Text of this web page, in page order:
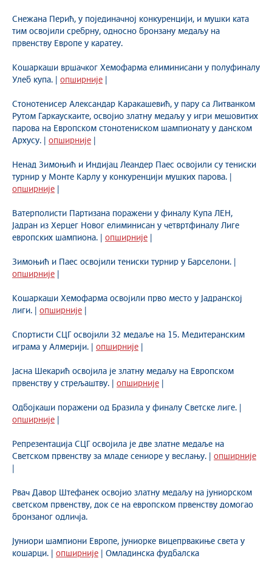
Снежана Перић, у појединачној конкуренцији, и мушки ката
тим освојили сребрну, односно бронзану медаљу на
првенству Европе у каратеу.
Кошаркаши вршачког Хемофарма елиминисани у полуфиналу
Улеб купа. | опширније
Стонотенисер Александар Каракашевић, у пару са Литванком
Рутом Гаркаускаите, освојио златну медаљу у игри мешовитих
парова на Европском стонотениском шампионату у данском
Архусу. | опширније
Ненад Зимоњић и Индијац Леандер Паес освојили су тениски
турнир у Монте Карлу у конкуренцији мушких парова. |
опширније
Ватерполисти Партизана поражени у финалу Купа ЛЕН,
Јадран из Херцег Новог елиминисан у четвртфиналу Лиге
европских шампиона. | опширније
Зимоњић и Паес освојили тениски турнир у Барселони. |
опширније
Кошаркаши Хемофарма освојили прво место у Јадранској
лиги. | опширније
Спортисти СЦГ освојили 32 медаље на 15. Медитеранским
играма у Алмерији. | опширније
Јасна Шекарић освојила је златну медаљу на Европском
првенству у стрељаштву. | опширније
Одбојкаши поражени од Бразила у финалу Светске лиге. |
опширније
Репрезентација СЦГ освојила је две златне медаље на
Светском првенству за младе сениоре у веслању. | опширније
Рвач Давор Штефанек освојио златну медаљу на јуниорском
светском првенству, док се на европском првенству домогао
бронзаног одличја.
Јуниори шампиони Европе, јуниорке вицепрвакиње света у
кошарци. | опширније | Омладинска фудбалска